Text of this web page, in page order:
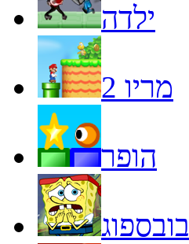
ילדה
מריו 2
הופר
בובספוג